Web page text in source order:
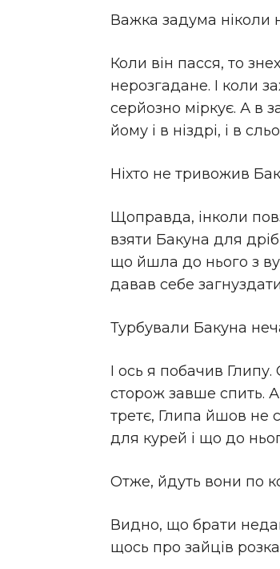
Важка задума ніколи
Коли він пасся, то
нерозгадане. І коли
серйозно міркує. А в
йому і в ніздрі, і в
Ніхто не тривожив
Щоправда, інколи
взяти Бакуна для
що йшла до нього з
давав себе
Турбували Бакуна
І ось я побачив
сторож завше спить.
третє, Глипа йшов не
для курей і що до
Отже, йдуть вони по
Видно, що брати
щось про зайців